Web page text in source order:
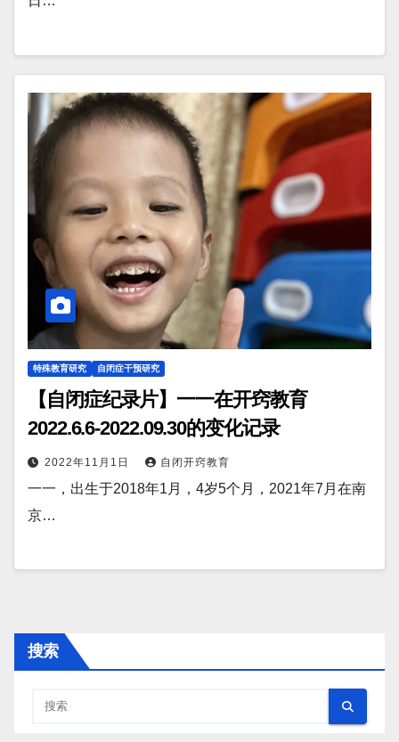
特殊教育研究 自闭症干预研究
【自闭症纪录片】一一在开窍教育
2022.6.6-2022.09.30的变化记录
2022年11月1日 自闭开窍教育
一一，出生于2018年1月，4岁5个月，2021年7月在南
京…
搜索